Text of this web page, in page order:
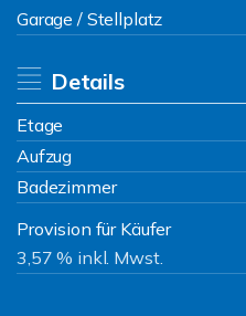
Garage / Stellplatz
Details
Etage
Aufzug
Badezimmer
Provision für Käufer
3,57 % inkl. Mwst.